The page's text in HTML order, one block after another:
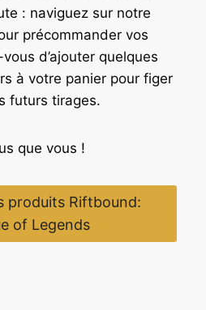
: naviguez sur notre
précommander vos
d’ajouter quelques
à votre panier pour figer
futurs tirages.
que vous !
produits Riftbound:
of Legends